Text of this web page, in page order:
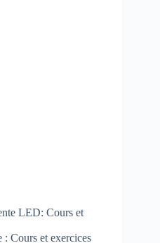
LED: Cours et
: Cours et exercices